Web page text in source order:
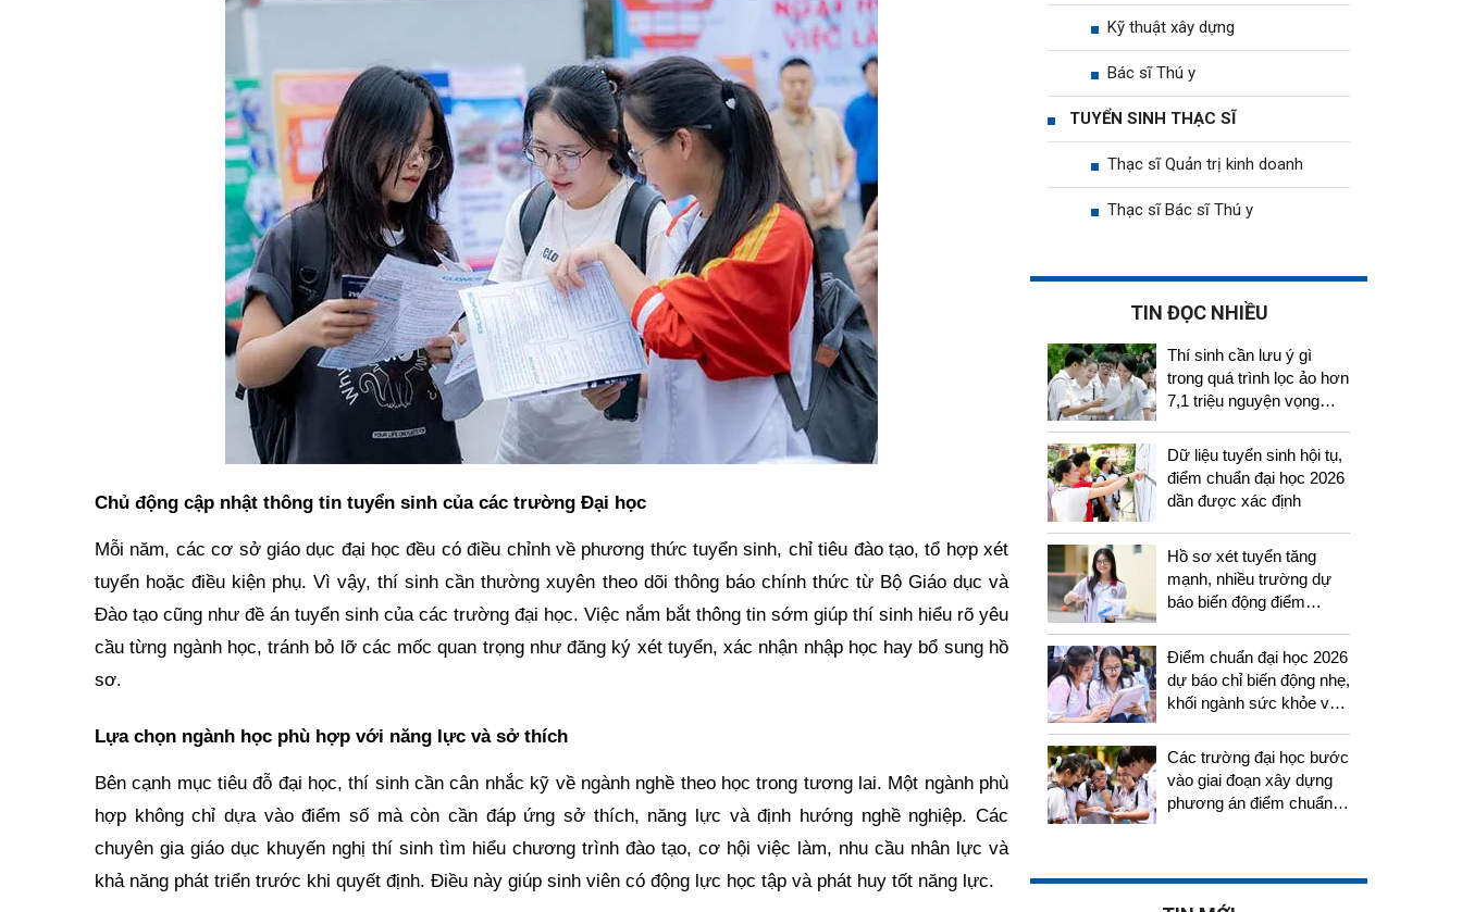
Chủ động cập nhật thông tin tuyển sinh của các trường Đại học
Mỗi năm, các cơ sở giáo dục đại học đều có điều chỉnh về phương thức tuyển sinh, chỉ tiêu đào tạo, tổ hợp xét
tuyển hoặc điều kiện phụ. Vì vậy, thí sinh cần thường xuyên theo dõi thông báo chính thức từ Bộ Giáo dục và
Đào tạo cũng như đề án tuyển sinh của các trường đại học. Việc nắm bắt thông tin sớm giúp thí sinh hiểu rõ yêu
cầu từng ngành học, tránh bỏ lỡ các mốc quan trọng như đăng ký xét tuyển, xác nhận nhập học hay bổ sung hồ
sơ.
Lựa chọn ngành học phù hợp với năng lực và sở thích
Bên cạnh mục tiêu đỗ đại học, thí sinh cần cân nhắc kỹ về ngành nghề theo học trong tương lai. Một ngành phù
hợp không chỉ dựa vào điểm số mà còn cần đáp ứng sở thích, năng lực và định hướng nghề nghiệp. Các
chuyên gia giáo dục khuyến nghị thí sinh tìm hiểu chương trình đào tạo, cơ hội việc làm, nhu cầu nhân lực và
khả năng phát triển trước khi quyết định. Điều này giúp sinh viên có động lực học tập và phát huy tốt năng lực.
Kỹ thuật xây dựng
Bác sĩ Thú y
TUYỂN SINH THẠC SĨ
Thạc sĩ Quản trị kinh doanh
Thạc sĩ Bác sĩ Thú y
TIN ĐỌC NHIỀU
Thí sinh cần lưu ý gì
trong quá trình lọc ảo hơn
7,1 triệu nguyện vọng
Dữ liệu tuyển sinh hội tụ,
điểm chuẩn đại học 2026
dần được xác định
Hồ sơ xét tuyển tăng
mạnh, nhiều trường dự
báo biến động điểm
Điểm chuẩn đại học 2026
dự báo chỉ biến động nhẹ,
khối ngành sức khỏe vẫn
Các trường đại học bước
vào giai đoạn xây dựng
phương án điểm chuẩn,